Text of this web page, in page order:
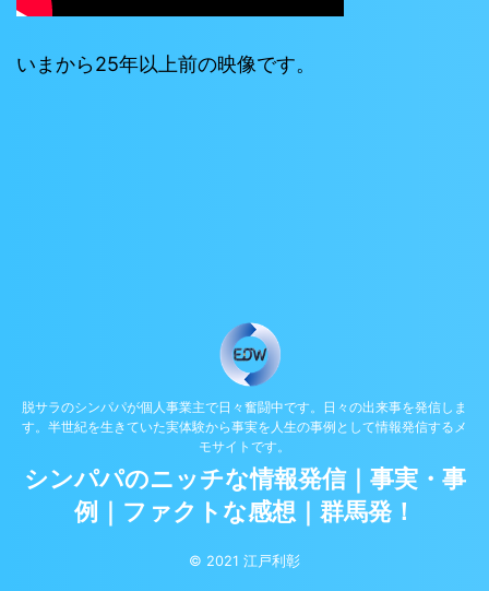
いまから25年以上前の映像です。
脱サラのシンパパが個人事業主で日々奮闘中です。日々の出来事を発信しま
す。半世紀を生きていた実体験から事実を人生の事例として情報発信するメ
モサイトです。
シンパパのニッチな情報発信｜事実・事
例｜ファクトな感想｜群馬発！
© 2021 江戸利彰